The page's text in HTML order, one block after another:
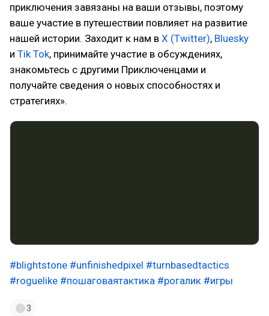
приключения завязаны на ваши отзывы, поэтому
ваше участие в путешествии повлияет на развитие
нашей истории. Заходит к нам в X (Twitter), Bluesky
и Tik Tok, принимайте участие в обсуждениях,
знакомьтесь с другими Приключенцами и
получайте сведения о новых способностях и
стратегиях».
#blightstone #unfinishedpixel #turnbasedtactics
#roguelike #пошаговаятактика #рогалик #игры
3